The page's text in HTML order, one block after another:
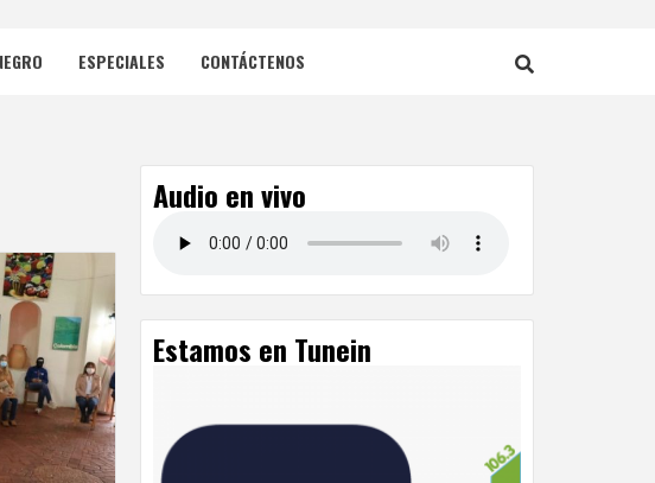
ESPECIALES CONTÁCTENOS
Audio en vivo
Estamos en Tunein